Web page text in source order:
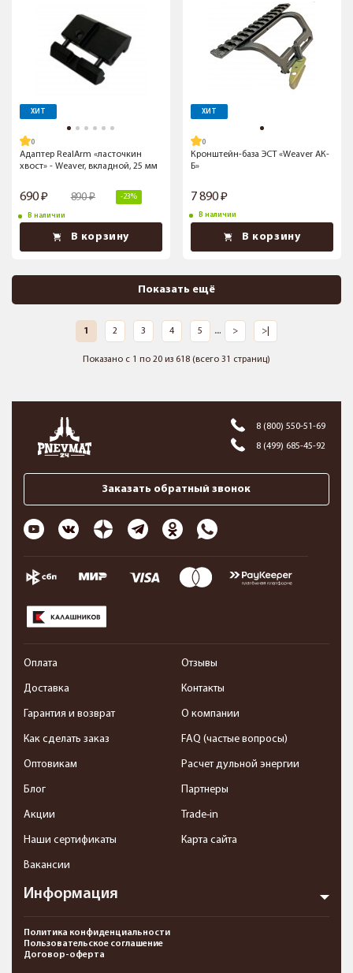
ХИТ
Адаптер RealArm «ласточкин
хвост» - Weaver, вкладной, 25 мм
690 890 -23%
В наличии
В корзину
ХИТ
Кронштейн-база ЭСТ «Weaver АК-
Б»
7 890
В наличии
В корзину
Показать ещё
1 2 3 4 5 .... > >|
Показано с 1 по 20 из 618 (всего 31 страниц)
8 (800) 550-51-69
8 (499) 685-45-92
Заказать обратный звонок
Информация
Оплата
Доставка
Гарантия и возврат
Как сделать заказ
Оптовикам
Блог
Акции
Наши сертификаты
Вакансии
Отзывы
Контакты
О компании
FAQ (частые вопросы)
Расчет дульной энергии
Партнеры
Trade-in
Карта сайта
Политика конфиденциальности
Пользовательское соглашение
Договор-оферта